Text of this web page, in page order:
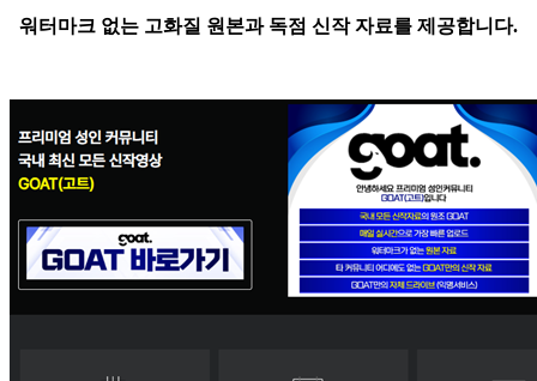
워터마크 없는 고화질 원본과 독점 신작 자료를 제공합니다.